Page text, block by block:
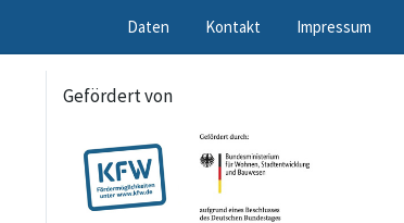
Daten Kontakt Impressum
Gefördert von